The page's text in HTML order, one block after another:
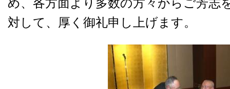
め、各方面より多数の方々からご芳志
対して、厚く御礼申し上げます。